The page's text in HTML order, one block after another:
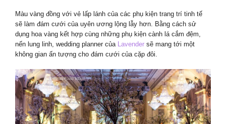
Màu vàng đồng với vẻ lấp lánh của các phụ kiện trang trí tinh tế
sẽ làm đám cưới của uyên ương lộng lẫy hơn. Bằng cách sử
dụng hoa vàng kết hợp cùng những phụ kiện cành lá cắm đệm,
nến lung linh, wedding planner của Lavender sẽ mang tới một
không gian ấn tượng cho đám cưới của cặp đôi.